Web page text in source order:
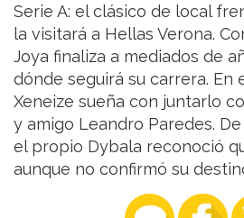
Serie A: el clásico de local
la visitará a Hellas Verona.
Joya finaliza a mediados de
dónde seguirá su carrera. En
Xeneize sueña con juntarlo
y amigo Leandro Paredes.
el propio Dybala reconoció
aunque no confirmó su